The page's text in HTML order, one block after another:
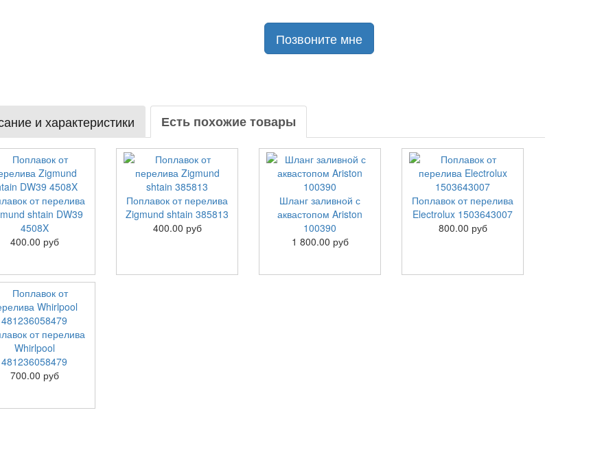
Позвоните мне
и характеристики Есть похожие товары
от перелива
shtain DW39
4508X
400.00 руб
Поплавок от перелива
Zigmund shtain 385813
400.00 руб
Шланг заливной с
аквастопом Ariston
100390
1 800.00 руб
Поплавок от перелива
Electrolux 1503643007
800.00 руб
от перелива
Whirlpool
481236058479
700.00 руб